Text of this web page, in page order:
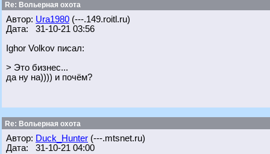
Re: Вольерная охота
Автор: Ura1980 (---.149.roitl.ru)
Дата: 31-10-21 03:56
Ighor Volkov писал:
> Это бизнес...
да ну на)))) и почём?
Re: Вольерная охота
Автор: Duck_Hunter (---.mtsnet.ru)
Дата: 31-10-21 04:00